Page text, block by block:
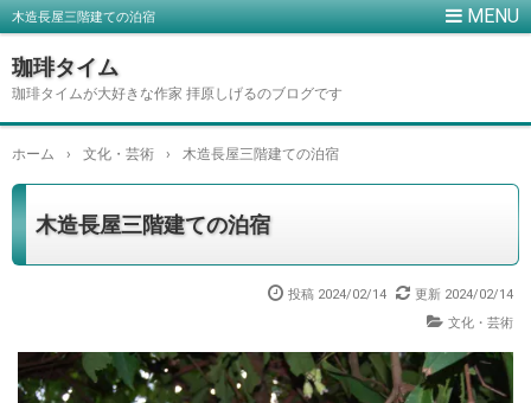
木造長屋三階建ての泊宿
珈琲タイム
珈琲タイムが大好きな作家 拝原しげるのブログです
ホーム › 文化・芸術 › 木造長屋三階建ての泊宿
木造長屋三階建ての泊宿
投稿 2024/02/14 更新 2024/02/14
文化・芸術